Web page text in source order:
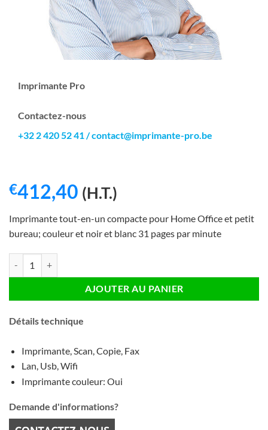
Imprimante Pro
Contactez-nous
+32 2 420 52 41/contact@imprimante-pro.be
€412,40 (H.T.)
Imprimante tout-en-un compacte pour Home Office et petit
bureau; couleur et noir et blanc 31 pages par minute
AJOUTER AU PANIER
Détails technique
Imprimante, Scan, Copie, Fax
Lan, Usb, Wifi
Imprimante couleur: Oui
Demande d'informations?